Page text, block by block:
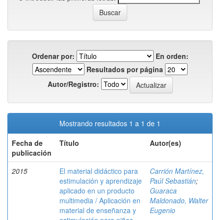
Ordenar por:
En orden:
Resultados por página
Autor/Registro:
Mostrando resultados 1 a 1 de 1
Fecha de
publicación
Título Autor(es)
2015
El material didáctico para
estimulación y aprendizaje
aplicado en un producto
multimedia / Aplicación en
material de enseñanza y
Carrión Martínez,
Paúl Sebastián;
Guaraca
Maldonado, Walter
Eugenio